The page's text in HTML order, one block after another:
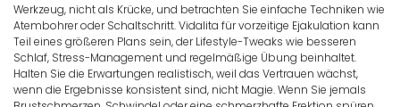
Werkzeug, nicht als Krücke, und betrachten Sie einfache Techniken wie
Atembohrer oder Schaltschritt. Vidalita für vorzeitige Ejakulation kann
Teil eines größeren Plans sein, der Lifestyle-Tweaks wie besseren
Schlaf, Stress-Management und regelmäßige Übung beinhaltet.
Halten Sie die Erwartungen realistisch, weil das Vertrauen wächst,
wenn die Ergebnisse konsistent sind, nicht Magie. Wenn Sie jemals